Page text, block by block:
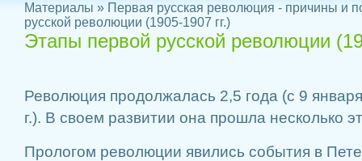
Материалы » Первая русская революция - причины и
русской революции (1905-1907 гг.)
Этапы первой русской революции
Революция продолжалась 2,5 года (с 9
г.). В своем развитии она прошла несколько
Прологом революции явились события в